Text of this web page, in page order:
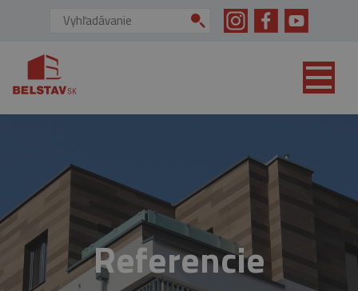
Vyhľadávanie:
Referencie